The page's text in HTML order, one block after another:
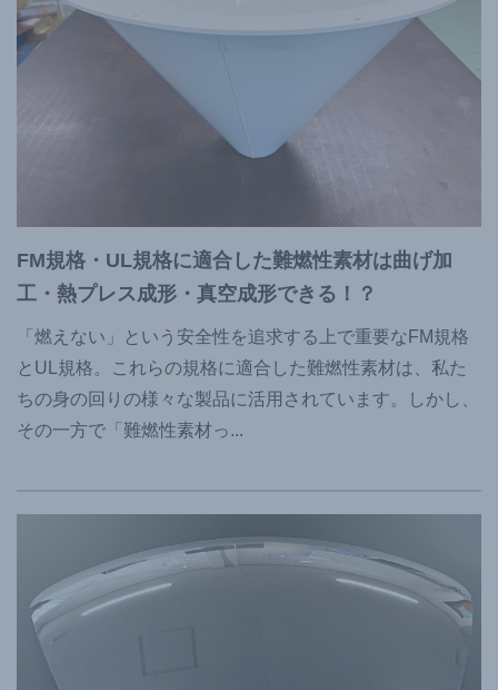
FM規格・UL規格に適合した難燃性素材は曲げ加
工・熱プレス成形・真空成形できる！？
「燃えない」という安全性を追求する上で重要なFM規格
とUL規格。これらの規格に適合した難燃性素材は、私た
ちの身の回りの様々な製品に活用されています。しかし、
その一方で「難燃性素材っ...